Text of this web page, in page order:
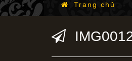
Trang chủ